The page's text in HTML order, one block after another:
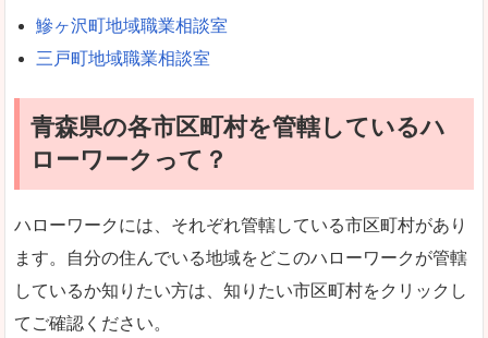
鰺ヶ沢町地域職業相談室
三戸町地域職業相談室
青森県の各市区町村を管轄しているハ
ローワークって？
ハローワークには、それぞれ管轄している市区町村があり
ます。自分の住んでいる地域をどこのハローワークが管轄
しているか知りたい方は、知りたい市区町村をクリックし
てご確認ください。